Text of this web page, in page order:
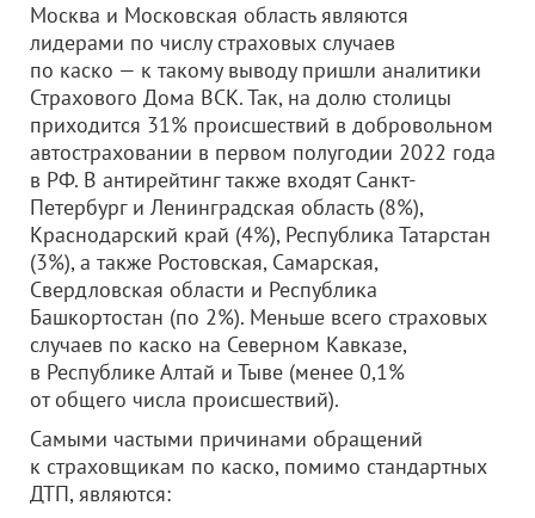
Москва и Московская область являются
лидерами по числу страховых случаев
по каско — к такому выводу пришли аналитики
Страхового Дома ВСК. Так, на долю столицы
приходится 31% происшествий в добровольном
автостраховании в первом полугодии 2022 года
в РФ. В антирейтинг также входят Санкт-
Петербург и Ленинградская область (8%),
Краснодарский край (4%), Республика Татарстан
(3%), а также Ростовская, Самарская,
Свердловская области и Республика
Башкортостан (по 2%). Меньше всего страховых
случаев по каско на Северном Кавказе,
в Республике Алтай и Тыве (менее 0,1%
от общего числа происшествий).
Самыми частыми причинами обращений
к страховщикам по каско, помимо стандартных
ДТП, являются: